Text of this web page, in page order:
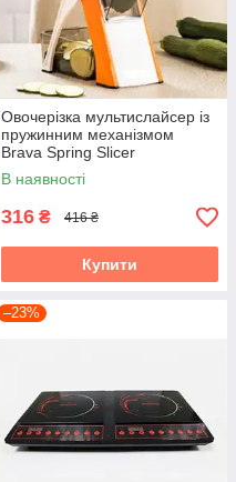
Овочерізка мультислайсер із
пружинним механізмом
Brava Spring Slicer
В наявності
316 ₴ 416 ₴
Купити
–23%